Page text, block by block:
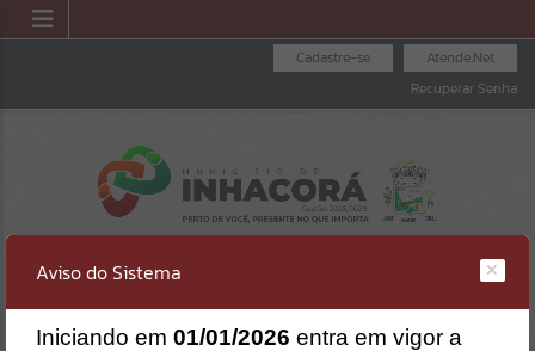
Atende.Net
Cadastre-se
Recuperar Senha
Aviso do Sistema
Iniciando em 01/01/2026 entra em vigor a